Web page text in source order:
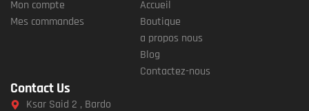
Mon compte
Mes commandes
Accueil
Boutique
a propos nous
Blog
Contactez-nous
Contact Us
Ksar Said 2 , Bardo